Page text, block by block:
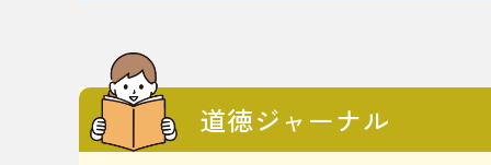
道徳ジャーナル